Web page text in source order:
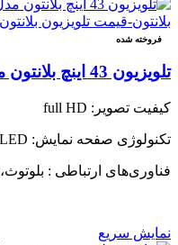
فروخته شده
تلویزیون 43 اینچ بلانتون مدل BEW-TV4311
کیفیت تصویر: full HD
تکنولوژی صفحه نمایش: LED
فناوری‌های ارتباطی : بلوتوث، Wi-Fi، پورت HDMI
نمایش سریع